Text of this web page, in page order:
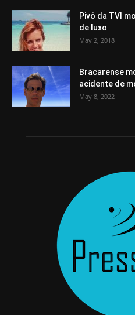
Pivô da TVI
de luxo
May 2, 2018
Bracarense
acidente de
May 8, 2022